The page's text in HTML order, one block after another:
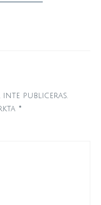
inte publiceras.
*